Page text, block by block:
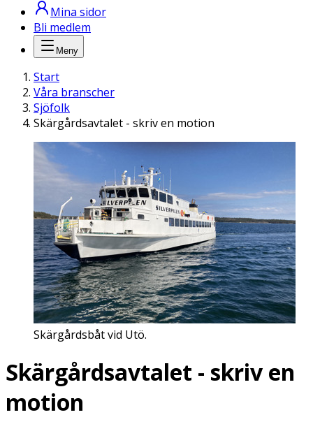
Mina sidor
Bli medlem
Meny
Start
Våra branscher
Sjöfolk
Skärgårdsavtalet - skriv en motion
Skärgårdsbåt vid Utö.
Skärgårdsavtalet - skriv en
motion